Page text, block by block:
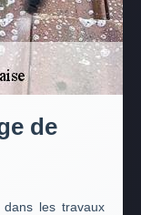
de
dans les travaux